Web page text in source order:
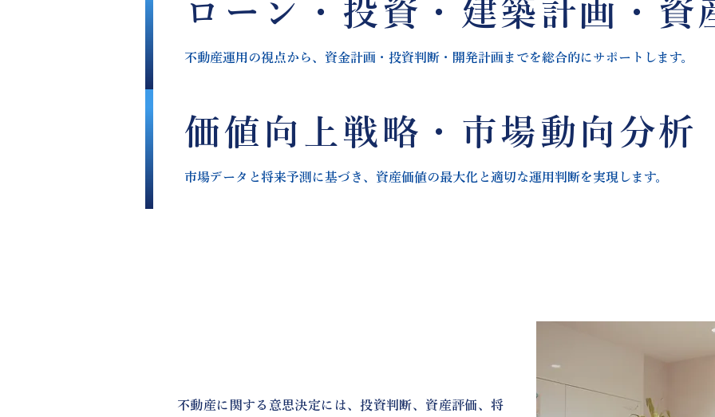
ローン・投資・建築計画・資
不動産運用の視点から、資金計画・投資判断・開発計画までを総合的にサポートします。
価値向上戦略・市場動向分析
市場データと将来予測に基づき、資産価値の最大化と適切な運用判断を実現します。
不動産に関する意思決定には、投資判断、資産評価、将